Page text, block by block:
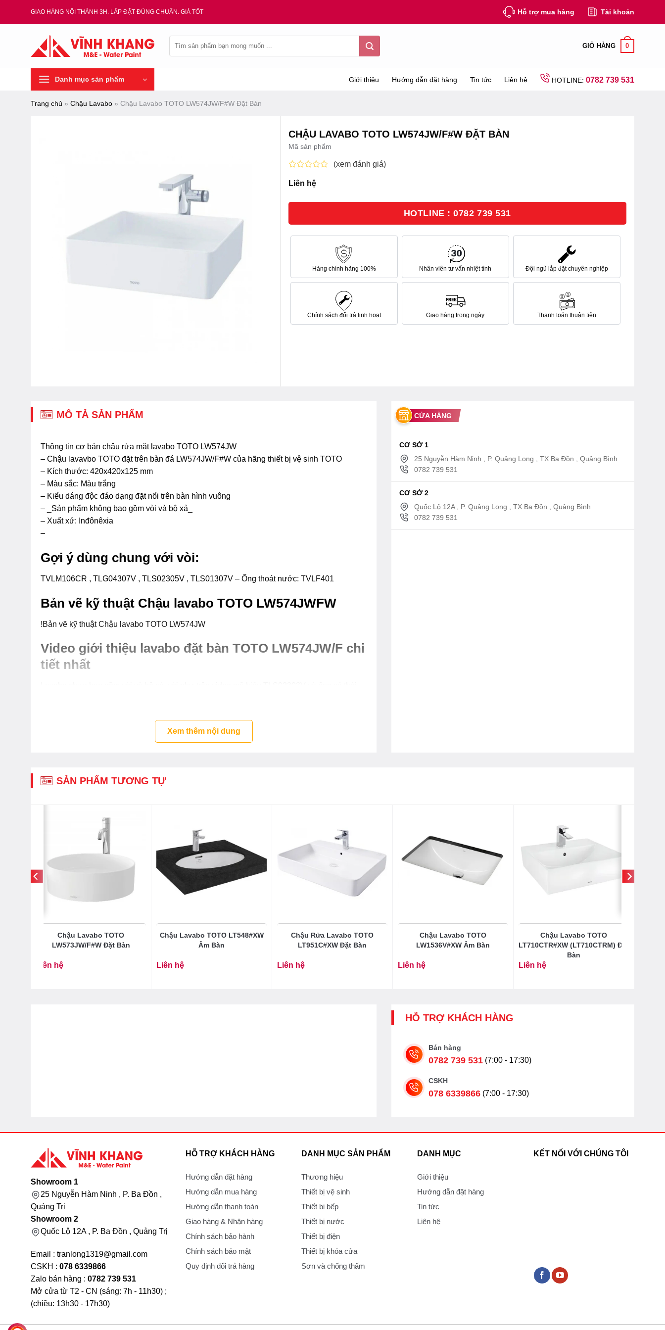
GIAO HÀNG NỘI THÀNH 3H. LẮP ĐẶT ĐÚNG CHUẨN. GIÁ TỐT Hỗ trợ mua hàng Tài khoản
kiếm:
GIỎ HÀNG 0
Danh mục sản phẩm Giới thiệu Hướng dẫn đặt hàng Tin tức Liên hệ HOTLINE: 0782 739 531
Trang chủ » Chậu Lavabo » Chậu Lavabo TOTO LW574JW/F#W Đặt Bàn
CHẬU LAVABO TOTO LW574JW/F#W ĐẶT BÀN
Mã sản phẩm
xếp
(xem đánh giá)
Liên hệ
HOTLINE : 0782 739 531
Hàng chính hãng 100% Nhân viên tư vấn nhiệt tình Đội ngũ lắp đặt chuyên nghiệp
Chính sách đổi trả linh hoạt Giao hàng trong ngày Thanh toán thuận tiện
MÔ TẢ SẢN PHẨM
Thông tin cơ bản chậu rửa mặt lavabo TOTO LW574JW
– Chậu lavavbo TOTO đặt trên bàn đá LW574JW/F#W của hãng thiết bị vệ sinh TOTO
– Kích thước: 420x420x125 mm
– Màu sắc: Màu trắng
– Kiểu dáng độc đáo dạng đặt nổi trên bàn hình vuông
– _Sản phẩm không bao gồm vòi và bộ xả_
– Xuất xứ: Inđônêxia
–
Gợi ý dùng chung với vòi:
TVLM106CR , TLG04307V , TLS02305V , TLS01307V – Ống thoát nước: TVLF401
Bản vẽ kỹ thuật Chậu lavabo TOTO LW574JWFW
!Bản vẽ kỹ thuật Chậu lavabo TOTO LW574JW
Video giới thiệu lavabo đặt bàn TOTO LW574JW/F chi
tiết nhất
Xem thêm nội dung
CỬA HÀNG
CƠ SỞ 1
25 Nguyễn Hàm Ninh , P. Quảng Long , TX Ba Đồn , Quảng Bình
0782 739 531
CƠ SỞ 2
Quốc Lộ 12A , P. Quảng Long , TX Ba Đồn , Quảng Bình
0782 739 531
SẢN PHẨM TƯƠNG TỰ
Chậu Lavabo TOTO
LW573JW/F#W Đặt Bàn
Liên hệ
Chậu Lavabo TOTO LT548#XW
Âm Bàn
Liên hệ
Chậu Rửa Lavabo TOTO
LT951C#XW Đặt Bàn
Liên hệ
Chậu Lavabo TOTO
LW1536V#XW Âm Bàn
Liên hệ
Chậu Lavabo TOTO
LT710CTR#XW (LT710CTRM) Đặt
Bàn
Liên hệ
HỖ TRỢ KHÁCH HÀNG
Bán hàng
0782 739 531 (7:00 - 17:30)
CSKH
078 6339866 (7:00 - 17:30)
Showroom 1
25 Nguyễn Hàm Ninh , P. Ba Đồn ,
Quảng Trị
Showroom 2
Quốc Lộ 12A , P. Ba Đồn , Quảng Trị
Email : tranlong1319@gmail.com
CSKH : 078 6339866
Zalo bán hàng : 0782 739 531
Mở cửa từ T2 - CN (sáng: 7h - 11h30) ;
(chiều: 13h30 - 17h30)
HỖ TRỢ KHÁCH HÀNG
Hướng dẫn đặt hàng
Hướng dẫn mua hàng
Hướng dẫn thanh toán
Giao hàng & Nhận hàng
Chính sách bảo hành
Chính sách bảo mật
Quy định đổi trả hàng
DANH MỤC SẢN PHẨM
Thương hiệu
Thiết bị vệ sinh
Thiết bị bếp
Thiết bị nước
Thiết bị điện
Thiết bị khóa cửa
Sơn và chống thấm
DANH MỤC
Giới thiệu
Hướng dẫn đặt hàng
Tin tức
Liên hệ
KẾT NỐI VỚI CHÚNG TÔI